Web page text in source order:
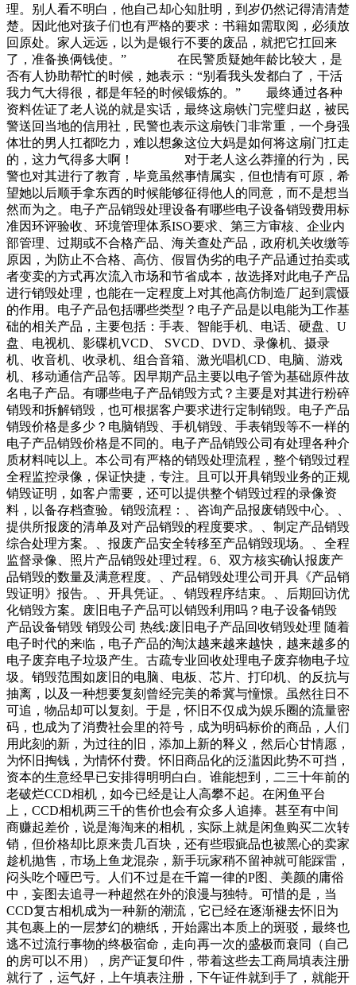
理。别人看不明白，他自己却心知肚明，到岁仍然记得清清楚
楚。因此他对孩子们也有严格的要求：书籍如需取阅，必须放
回原处。家人远远，以为是银行不要的废品，就把它扛回来
了，准备换俩钱使。” 在民警质疑她年龄比较大，是
否有人协助帮忙的时候，她表示：“别看我头发都白了，干活
我力气大得很，都是年轻的时候锻炼的。” 最终通过各种
资料佐证了老人说的就是实话，最终这扇铁门完璧归赵，被民
警送回当地的信用社，民警也表示这扇铁门非常重，一个身强
体壮的男人扛都吃力，难以想象这位大妈是如何将这扇门扛走
的，这力气得多大啊！ 对于老人这么莽撞的行为，民
警也对其进行了教育，毕竟虽然事情属实，但也情有可原，希
望她以后顺手拿东西的时候能够征得他人的同意，而不是想当
然而为之。电子产品销毁处理设备有哪些电子设备销毁费用标
准因环评验收、环境管理体系ISO要求、第三方审核、企业内
部管理、过期或不合格产品、海关查处产品，政府机关收缴等
原因，为防止不合格、高仿、假冒伪劣的电子产品通过拍卖或
者变卖的方式再次流入市场和节省成本，故选择对此电子产品
进行销毁处理，也能在一定程度上对其他高仿制造厂起到震慑
的作用。电子产品包括哪些类型？电子产品是以电能为工作基
础的相关产品，主要包括：手表、智能手机、电话、硬盘、U
盘、电视机、影碟机VCD、 SVCD、DVD、录像机、摄录
机、收音机、收录机、组合音箱、激光唱机CD、电脑、游戏
机、移动通信产品等。因早期产品主要以电子管为基础原件故
名电子产品。有哪些电子产品销毁方式？主要是对其进行粉碎
销毁和拆解销毁，也可根据客户要求进行定制销毁。电子产品
销毁价格是多少？电脑销毁、手机销毁、手表销毁等不一样的
电子产品销毁价格是不同的。电子产品销毁公司有处理各种介
质材料吨以上。本公司有严格的销毁处理流程，整个销毁过程
全程监控录像，保证快捷，专注。且可以开具销毁业务的正规
销毁证明，如客户需要，还可以提供整个销毁过程的录像资
料，以备存档查验。销毁流程：、咨询产品报废销毁中心。、
提供所报废的清单及对产品销毁的程度要求。、制定产品销毁
综合处理方案。、报废产品安全转移至产品销毁现场。、全程
监督录像、照片产品销毁处理过程。6、双方核实确认报废产
品销毁的数量及满意程度。、产品销毁处理公司开具《产品销
毁证明》报告。、开具凭证。、销毁程序结束。、后期回访优
化销毁方案。废旧电子产品可以销毁利用吗？电子设备销毁
产品设备销毁 销毁公司 热线:废旧电子产品回收销毁处理 随着
电子时代的来临，电子产品的淘汰越来越来越快，越来越多的
电子废弃电子垃圾产生。古疏专业回收处理电子废弃物电子垃
圾。销毁范围如废旧的电脑、电板、芯片、打印机、的反抗与
抽离，以及一种想要复刻曾经完美的希冀与憧憬。虽然往日不
可追，物品却可以复刻。于是，怀旧不仅成为娱乐圈的流量密
码，也成为了消费社会里的符号，成为明码标价的商品，人们
用此刻的新，为过往的旧，添加上新的释义，然后心甘情愿，
为怀旧掏钱，为情怀付费。怀旧商品化的泛滥因此势不可挡，
资本的生意经早已安排得明明白白。谁能想到，二三十年前的
老破烂CCD相机，如今已经是让人高攀不起。在闲鱼平台
上，CCD相机两三千的售价也会有众多人追捧。甚至有中间
商赚起差价，说是海淘来的相机，实际上就是闲鱼购买二次转
销，但价格却比原来贵几百块，还有些瑕疵品也被黑心的卖家
趁机抛售，市场上鱼龙混杂，新手玩家稍不留神就可能踩雷，
闷头吃个哑巴亏。人们不过是在千篇一律的P图、美颜的庸俗
中，妄图去追寻一种超然在外的浪漫与独特。可惜的是，当
CCD复古相机成为一种新的潮流，它已经在逐渐褪去怀旧为
其包裹上的一层梦幻的糖纸，开始露出本质上的斑驳，最终也
逃不过流行事物的终极宿命，走向再一次的盛极而衰同（自己
的房可以不用），房产证复印件，带着这些去工商局填表注册
就行了，运气好，上午填表注册，下午证件就到手了，就能开